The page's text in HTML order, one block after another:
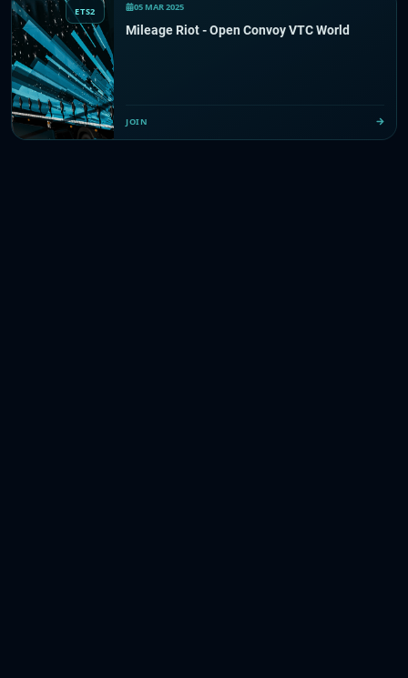
ETS2 05 MAR 2025
Mileage Riot - Open Convoy VTC World
JOIN